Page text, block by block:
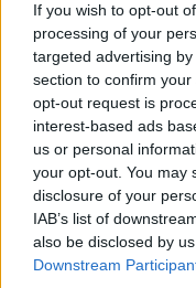
If you wish to opt-out
processing of your
targeted advertising
section to confirm
opt-out request is
interest-based ads
us or personal
your opt-out. You may
disclosure of your
IAB’s list of
also be disclosed by
Downstream